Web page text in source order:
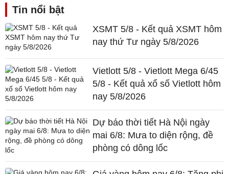
Tin nổi bật
XSMT 5/8 - Kết quả XSMT hôm
nay thứ Tư ngày 5/8/2026
Vietlott 5/8 - Vietlott Mega 6/45
5/8 - Kết quả xổ số Vietlott hôm
nay 5/8/2026
Dự báo thời tiết Hà Nội ngày
mai 6/8: Mưa to diện rộng, đề
phòng có dông lốc